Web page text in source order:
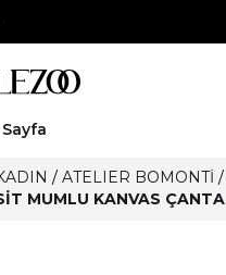
/ ATELIER BOMONTI /
MUMLU KANVAS ÇANTA